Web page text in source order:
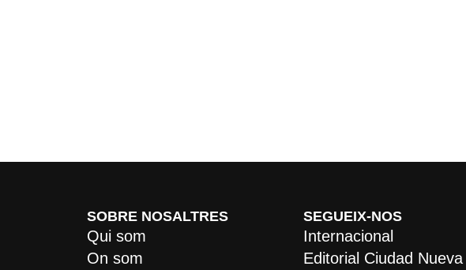
SOBRE NOSALTRES
Qui som
On som
SEGUEIX-NOS
Internacional
Editorial Ciudad Nueva